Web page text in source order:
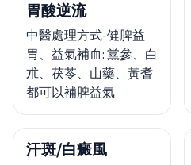
胃酸逆流
中醫處理方式-健脾益
胃、益氣補血: 黨參、白
朮、茯苓、山藥、黃耆
都可以補脾益氣
汗斑/白癜風